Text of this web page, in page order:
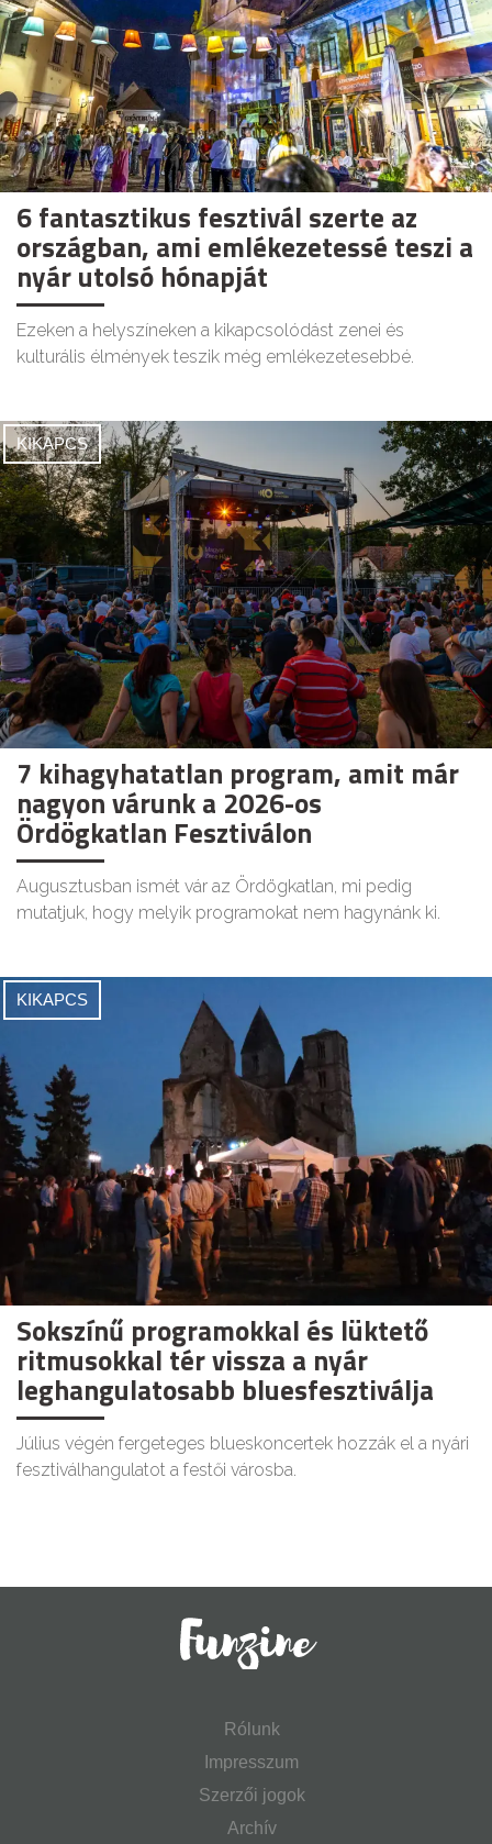
6 fantasztikus fesztivál szerte az
országban, ami emlékezetessé teszi a
nyár utolsó hónapját
Ezeken a helyszíneken a kikapcsolódást zenei és
kulturális élmények teszik még emlékezetesebbé.
KIKAPCS
7 kihagyhatatlan program, amit már
nagyon várunk a 2026-os
Ördögkatlan Fesztiválon
Augusztusban ismét vár az Ördögkatlan, mi pedig
mutatjuk, hogy melyik programokat nem hagynánk ki.
KIKAPCS
Sokszínű programokkal és lüktető
ritmusokkal tér vissza a nyár
leghangulatosabb bluesfesztiválja
Július végén fergeteges blueskoncertek hozzák el a nyári
fesztiválhangulatot a festői városba.
Rólunk
Impresszum
Szerzői jogok
Archív